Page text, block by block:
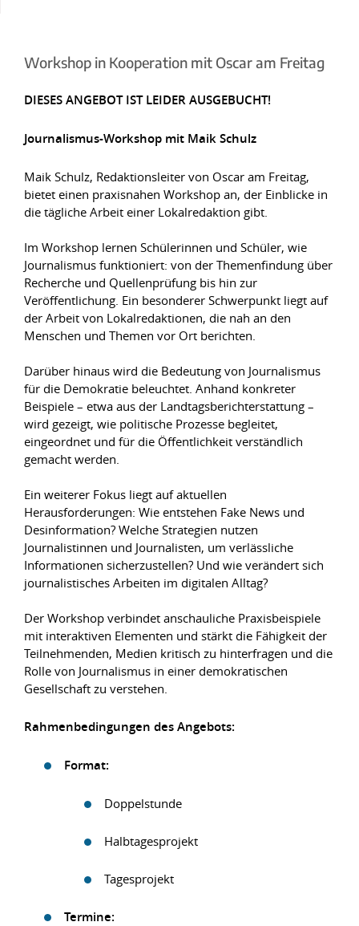
Workshop in Kooperation mit Oscar am Freitag
DIESES ANGEBOT IST LEIDER AUSGEBUCHT!
Journalismus-Workshop mit Maik Schulz
Maik Schulz, Redaktionsleiter von Oscar am Freitag,
bietet einen praxisnahen Workshop an, der Einblicke in
die tägliche Arbeit einer Lokalredaktion gibt.
Im Workshop lernen Schülerinnen und Schüler, wie
Journalismus funktioniert: von der Themenfindung über
Recherche und Quellenprüfung bis hin zur
Veröffentlichung. Ein besonderer Schwerpunkt liegt auf
der Arbeit von Lokalredaktionen, die nah an den
Menschen und Themen vor Ort berichten.
Darüber hinaus wird die Bedeutung von Journalismus
für die Demokratie beleuchtet. Anhand konkreter
Beispiele – etwa aus der Landtagsberichterstattung –
wird gezeigt, wie politische Prozesse begleitet,
eingeordnet und für die Öffentlichkeit verständlich
gemacht werden.
Ein weiterer Fokus liegt auf aktuellen
Herausforderungen: Wie entstehen Fake News und
Desinformation? Welche Strategien nutzen
Journalistinnen und Journalisten, um verlässliche
Informationen sicherzustellen? Und wie verändert sich
journalistisches Arbeiten im digitalen Alltag?
Der Workshop verbindet anschauliche Praxisbeispiele
mit interaktiven Elementen und stärkt die Fähigkeit der
Teilnehmenden, Medien kritisch zu hinterfragen und die
Rolle von Journalismus in einer demokratischen
Gesellschaft zu verstehen.
Rahmenbedingungen des Angebots:
Format:
Doppelstunde
Halbtagesprojekt
Tagesprojekt
Termine: